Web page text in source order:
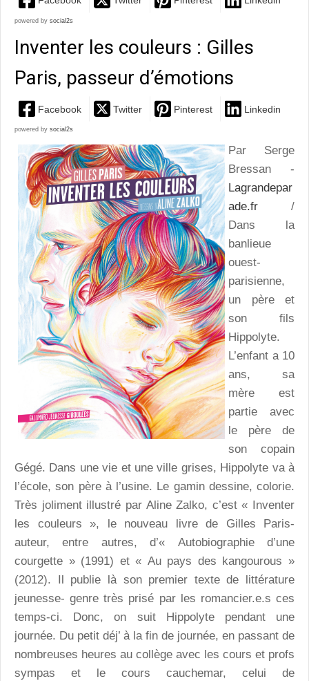
powered by social2s
Inventer les couleurs : Gilles
Paris, passeur d’émotions
Facebook Twitter Pinterest Linkedin
powered by social2s
Par Serge
Bressan -
Lagrandepar
ade.fr /
Dans la
banlieue
ouest-
parisienne,
un père et
son fils
Hippolyte.
L’enfant a 10
ans, sa
mère est
partie avec
le père de
son copain
Gégé. Dans une vie et une ville grises, Hippolyte va à
l’école, son père à l’usine. Le gamin dessine, colorie.
Très joliment illustré par Aline Zalko, c’est « Inventer
les couleurs », le nouveau livre de Gilles Paris-
auteur, entre autres, d’« Autobiographie d’une
courgette » (1991) et « Au pays des kangourous »
(2012). Il publie là son premier texte de littérature
jeunesse- genre très prisé par les romancier.e.s ces
temps-ci. Donc, on suit Hippolyte pendant une
journée. Du petit déj’ à la fin de journée, en passant de
nombreuses heures au collège avec les cours et profs
sympas et le cours cauchemar, celui de